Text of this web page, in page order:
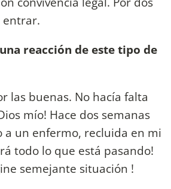
entrar.
reacción de este tipo de
las buenas. No hacía falta
mío! Hace dos semanas
a un enfermo, recluida en mi
todo lo que está pasando!
semejante situación !